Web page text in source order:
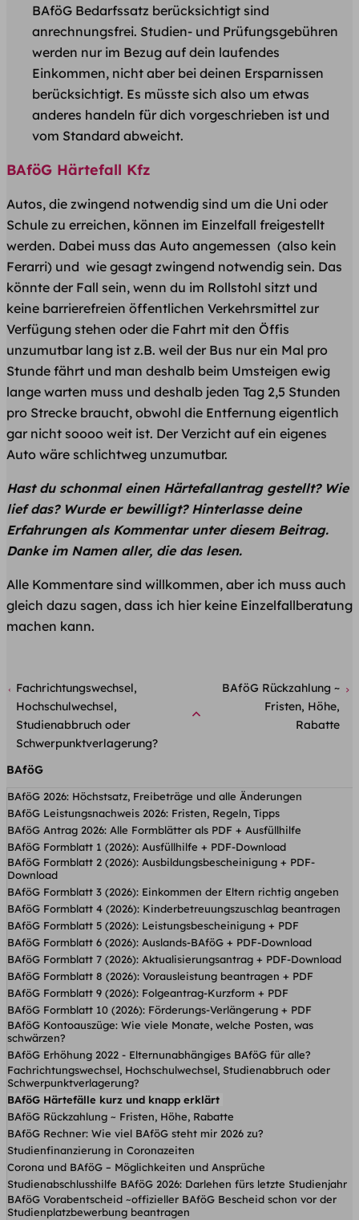
BAföG Bedarfssatz berücksichtigt sind
anrechnungsfrei. Studien- und Prüfungsgebühren
werden nur im Bezug auf dein laufendes
Einkommen, nicht aber bei deinen Ersparnissen
berücksichtigt. Es müsste sich also um etwas
anderes handeln für dich vorgeschrieben ist und
vom Standard abweicht.
BAföG Härtefall Kfz
Autos, die zwingend notwendig sind um die Uni oder
Schule zu erreichen, können im Einzelfall freigestellt
werden. Dabei muss das Auto angemessen (also kein
Ferarri) und wie gesagt zwingend notwendig sein. Das
könnte der Fall sein, wenn du im Rollstohl sitzt und
keine barrierefreien öffentlichen Verkehrsmittel zur
Verfügung stehen oder die Fahrt mit den Öffis
unzumutbar lang ist z.B. weil der Bus nur ein Mal pro
Stunde fährt und man deshalb beim Umsteigen ewig
lange warten muss und deshalb jeden Tag 2,5 Stunden
pro Strecke braucht, obwohl die Entfernung eigentlich
gar nicht soooo weit ist. Der Verzicht auf ein eigenes
Auto wäre schlichtweg unzumutbar.
Hast du schonmal einen Härtefallantrag gestellt? Wie
lief das? Wurde er bewilligt? Hinterlasse deine
Erfahrungen als Kommentar unter diesem Beitrag.
Danke im Namen aller, die das lesen.
Alle Kommentare sind willkommen, aber ich muss auch
gleich dazu sagen, dass ich hier keine Einzelfallberatung
machen kann.
Fachrichtungswechsel,
Hochschulwechsel,
Studienabbruch oder
Schwerpunktverlagerung?
BAföG Rückzahlung ~
Fristen, Höhe,
Rabatte
BAföG
BAföG 2026: Höchstsatz, Freibeträge und alle Änderungen
BAföG Leistungsnachweis 2026: Fristen, Regeln, Tipps
BAföG Antrag 2026: Alle Formblätter als PDF + Ausfüllhilfe
BAföG Formblatt 1 (2026): Ausfüllhilfe + PDF-Download
BAföG Formblatt 2 (2026): Ausbildungsbescheinigung + PDF-
Download
BAföG Formblatt 3 (2026): Einkommen der Eltern richtig angeben
BAföG Formblatt 4 (2026): Kinderbetreuungs­zuschlag beantragen
BAföG Formblatt 5 (2026): Leistungsbescheinigung + PDF
BAföG Formblatt 6 (2026): Auslands-BAföG + PDF-Download
BAföG Formblatt 7 (2026): Aktualisierungsantrag + PDF-Download
BAföG Formblatt 8 (2026): Vorausleistung beantragen + PDF
BAföG Formblatt 9 (2026): Folgeantrag-Kurzform + PDF
BAföG Formblatt 10 (2026): Förderungs-Verlängerung + PDF
BAföG Kontoauszüge: Wie viele Monate, welche Posten, was
schwärzen?
BAföG Erhöhung 2022 - Elternunabhängiges BAföG für alle?
Fachrichtungswechsel, Hochschulwechsel, Studienabbruch oder
Schwerpunktverlagerung?
BAföG Härtefälle kurz und knapp erklärt
BAföG Rückzahlung ~ Fristen, Höhe, Rabatte
BAföG Rechner: Wie viel BAföG steht mir 2026 zu?
Studienfinanzierung in Coronazeiten
Corona und BAföG – Möglichkeiten und Ansprüche
Studienabschlusshilfe BAföG 2026: Darlehen fürs letzte Studienjahr
BAföG Vorabentscheid ~offizieller BAföG Bescheid schon vor der
Studienplatzbewerbung beantragen